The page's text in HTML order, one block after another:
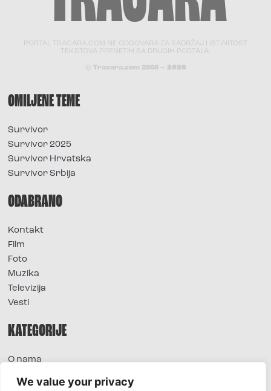
We value your privacy
PORTAL TRACARA.COM NE ODGOVARA ZA SADRŽAJ I ISTINITOST
TEKSTOVA PRENETIH SA DRUGIH PORTALA.
© Tracara.com 2008 – 2026
OMILJENE TEME
Survivor
Survivor 2025
Survivor Hrvatska
Survivor Srbija
ODABRANO
Kontakt
Film
Foto
Muzika
Televizija
Vesti
KATEGORIJE
O nama
Extra